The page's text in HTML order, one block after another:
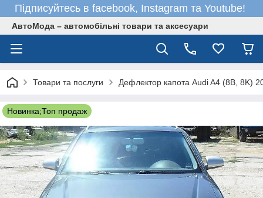
Підписуйтесь в facebook, Instagram та Youtube!
АвтоМода – автомобільні товари та аксесуари
Товари та послуги Дефлектор капота Audi A4 (8B, 8K)
Новинка;Топ продаж